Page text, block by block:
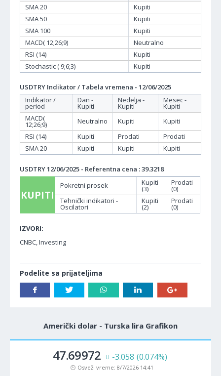
SMA 20
Kupiti
SMA 50
Kupiti
SMA 100
Kupiti
MACD( 12;26;9)
Neutralno
RSI (14)
Kupiti
Stochastic ( 9;6;3)
Kupiti
USDTRY Indikator / Tabela vremena - 12/06/2025
Indikator /
period
Dan -
Kupiti
Nedelja -
Kupiti
Mesec -
Kupiti
MACD(
12;26;9) Neutralno Kupiti
Kupiti
RSI (14)
Kupiti Prodati
Prodati
SMA 20
Kupiti Kupiti Kupiti
USDTRY 12/06/2025 - Referentna cena : 39.3218
KUPITI
Pokretni prosek Kupiti
(3)
Prodati
(0)
Tehnički indikatori -
Oscilatori
Kupiti
(2)
Prodati
(0)
IZVORI:
CNBC, Investing
Podelite sa prijateljima
Američki dolar - Turska lira Grafikon
47.69972 -3.058 (0.074%)
Osveži vreme: 8/7/2026 14:41